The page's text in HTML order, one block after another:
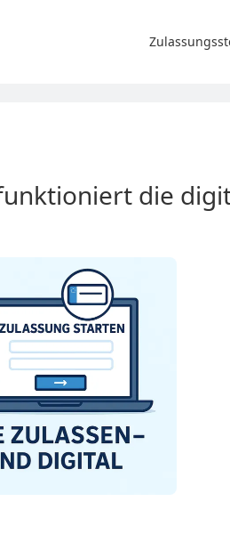
die